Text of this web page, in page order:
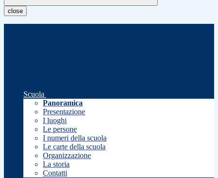
close
Scuola
Panoramica
Presentazione
I luoghi
Le persone
I numeri della scuola
Le carte della scuola
Organizzazione
La storia
Contatti